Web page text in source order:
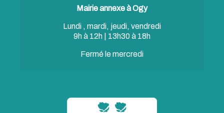
Mairie annexe à Ogy
Lundi , mardi, jeudi, vendredi
9h à 12h | 13h30 à 18h
Fermé le mercredi